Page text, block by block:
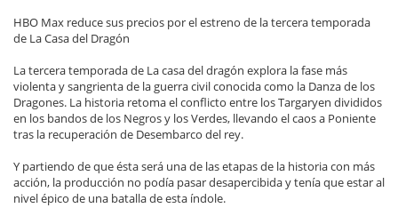
HBO Max reduce sus precios por el estreno de la tercera temporada
de La Casa del Dragón
La tercera temporada de La casa del dragón explora la fase más
violenta y sangrienta de la guerra civil conocida como la Danza de los
Dragones. La historia retoma el conflicto entre los Targaryen divididos
en los bandos de los Negros y los Verdes, llevando el caos a Poniente
tras la recuperación de Desembarco del rey.
Y partiendo de que ésta será una de las etapas de la historia con más
acción, la producción no podía pasar desapercibida y tenía que estar al
nivel épico de una batalla de esta índole.